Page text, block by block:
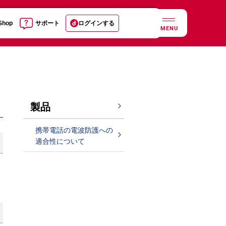
サポート ログインする
MENU
製品
携帯電話の電波防護への
適合性について